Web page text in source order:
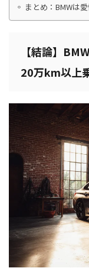
まとめ：BMWは
【結論】
20万km以上